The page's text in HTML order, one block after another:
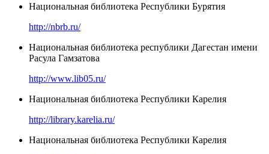
Национальная библиотека Республики Бурятия
http://nbrb.ru/
Национальная библиотека республики Дагестан имени
Расула Гамзатова
http://www.lib05.ru/
Национальная библиотека Республики Карелия
http://library.karelia.ru/
Национальная библиотека Республики Карелия